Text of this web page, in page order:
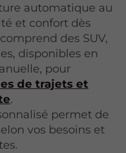
automatique au
et confort dès
des SUV,
disponibles en
pour
de trajets et
.
permet de
vos besoins et